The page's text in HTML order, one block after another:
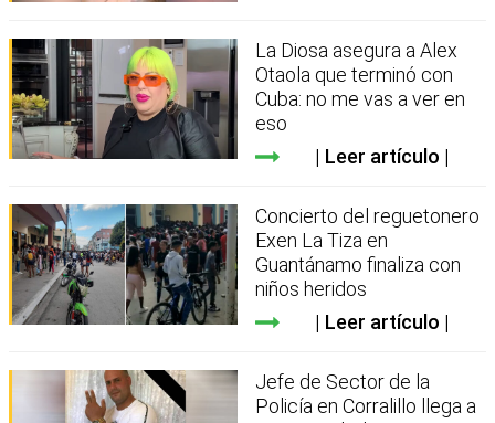
La Diosa asegura a Alex
Otaola que terminó con
Cuba: no me vas a ver en
eso
Leer artículo
Concierto del reguetonero
Exen La Tiza en
Guantánamo finaliza con
niños heridos
Leer artículo
Jefe de Sector de la
Policía en Corralillo llega a